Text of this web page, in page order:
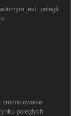
jest, polegli
zróżnicowanie
poległych